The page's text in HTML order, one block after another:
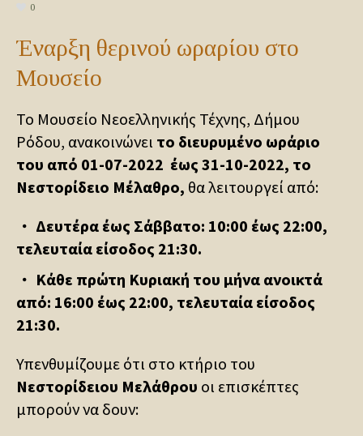
0
Έναρξη θερινού ωραρίου στο
Μουσείο
Το Μουσείο Νεοελληνικής Τέχνης, Δήμου
Ρόδου, ανακοινώνει το διευρυμένο ωράριο
του από 01-07-2022 έως 31-10-2022, το
Νεστορίδειο Μέλαθρο, θα λειτουργεί από:
Δευτέρα έως Σάββατο: 10:00 έως 22:00,
τελευταία είσοδος 21:30.
Κάθε πρώτη Κυριακή του μήνα ανοικτά
από: 16:00 έως 22:00, τελευταία είσοδος
21:30.
Υπενθυμίζουμε ότι στο κτήριο του
Νεστορίδειου Μελάθρου οι επισκέπτες
μπορούν να δουν: